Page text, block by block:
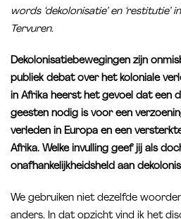
words ‘dekolonisatie’ en ‘restitutie’
Tervuren.
Dekolonisatiebewegingen zijn
publiek debat over het koloniale
in Afrika heerst het gevoel dat een
geesten nodig is voor een
verleden in Europa en een
Afrika. Welke invulling geef jij als
onafhankelijkheidsheld aan
We gebruiken niet dezelfde
anders. In dat opzicht vind ik het